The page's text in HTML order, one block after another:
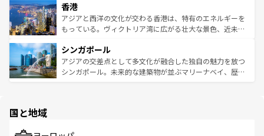
とつ。フォーやバインミー、ベトナムコーヒーなどは、ぜ
ひ現地で味わいたい。どの地域を訪れてもあたたかい人々
が旅行者を迎えてくれるので、きっと忘れられない旅にな
参照してほしい。
の活気が交差している。北部ではチェンマイなどの山岳地
帯で自然と触れ合い、南部ではプーケットやクラビの美し
いビーチでリゾート気分を楽しむことができる。タイ料理
激する。気候は一年中温暖で、どの季節にも異なる楽しみ
が待っている。親しみやすいタイの人々、仏教を中心とし
た文化、そして多様な観光資源が、訪れる旅人を魅了し続
香港
アジアと西洋の文化が交わる香港は、特有のエネルギーを
もっている。ヴィクトリア湾に広がる壮大な景色、近未来
み、どこを訪れても感動するはず。観光スポットが密集し
ており、効率よく見どころを回れるのも魅力。息をのむよ
うな絶景から文化的な体験まで、香港を存分に楽しみ尽く
シンガポール
アジアの交差点として多文化が融合した独自の魅力を放つ
シンガポール。未来的な建築物が並ぶマリーナベイ、歴史
国と地域